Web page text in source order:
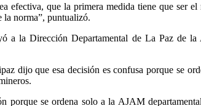
efectiva, que la primera medida tiene que ser
la norma”, puntualizó.
a la Dirección Departamental de La Paz de
dijo que esa decisión es confusa porque se
porque se ordena solo a la AJAM